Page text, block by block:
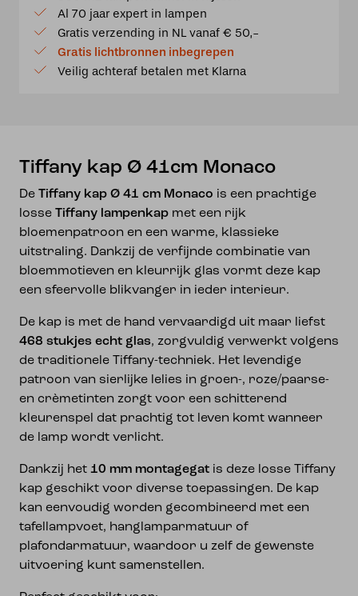
41cm
Monaco
aantal
Al 70 jaar expert in lampen
Gratis verzending in NL vanaf € 50,-
Gratis lichtbronnen inbegrepen
Veilig achteraf betalen met Klarna
Tiffany kap Ø 41cm Monaco
De Tiffany kap Ø 41 cm Monaco is een prachtige
losse Tiffany lampenkap met een rijk
bloemenpatroon en een warme, klassieke
uitstraling. Dankzij de verfijnde combinatie van
bloemmotieven en kleurrijk glas vormt deze kap
een sfeervolle blikvanger in ieder interieur.
De kap is met de hand vervaardigd uit maar liefst
468 stukjes echt glas, zorgvuldig verwerkt volgens
de traditionele Tiffany-techniek. Het levendige
patroon van sierlijke lelies in groen-, roze/paarse-
en crèmetinten zorgt voor een schitterend
kleurenspel dat prachtig tot leven komt wanneer
de lamp wordt verlicht.
Dankzij het 10 mm montagegat is deze losse Tiffany
kap geschikt voor diverse toepassingen. De kap
kan eenvoudig worden gecombineerd met een
tafellampvoet, hanglamparmatuur of
plafondarmatuur, waardoor u zelf de gewenste
uitvoering kunt samenstellen.